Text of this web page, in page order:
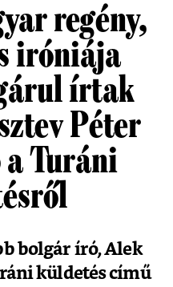
regény,
iróniája
írtak
Péter
Turáni
bolgár író, Alek
küldetés című